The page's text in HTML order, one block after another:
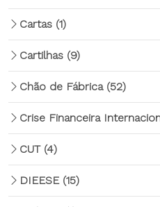
Cartas (1)
Cartilhas (9)
Chão de Fábrica (52)
Crise Financeira
CUT (4)
DIEESE (15)